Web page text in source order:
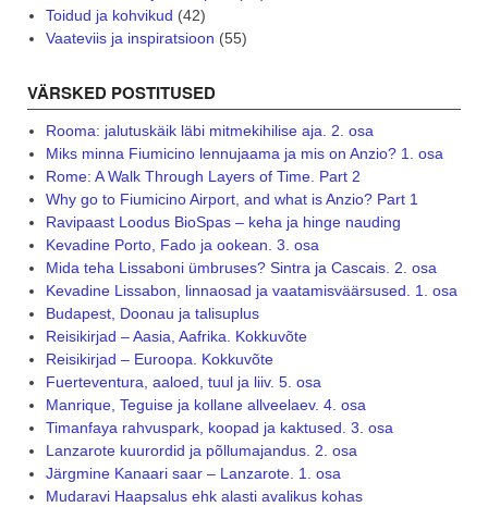
Toidud ja kohvikud (42)
Vaateviis ja inspiratsioon (55)
VÄRSKED POSTITUSED
Rooma: jalutuskäik läbi mitmekihilise aja. 2. osa
Miks minna Fiumicino lennujaama ja mis on Anzio? 1. osa
Rome: A Walk Through Layers of Time. Part 2
Why go to Fiumicino Airport, and what is Anzio? Part 1
Ravipaast Loodus BioSpas – keha ja hinge nauding
Kevadine Porto, Fado ja ookean. 3. osa
Mida teha Lissaboni ümbruses? Sintra ja Cascais. 2. osa
Kevadine Lissabon, linnaosad ja vaatamisväärsused. 1. osa
Budapest, Doonau ja talisuplus
Reisikirjad – Aasia, Aafrika. Kokkuvõte
Reisikirjad – Euroopa. Kokkuvõte
Fuerteventura, aaloed, tuul ja liiv. 5. osa
Manrique, Teguise ja kollane allveelaev. 4. osa
Timanfaya rahvuspark, koopad ja kaktused. 3. osa
Lanzarote kuurordid ja põllumajandus. 2. osa
Järgmine Kanaari saar – Lanzarote. 1. osa
Mudaravi Haapsalus ehk alasti avalikus kohas